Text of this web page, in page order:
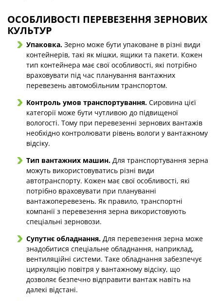
ОСОБЛИВОСТІ ПЕРЕВЕЗЕННЯ ЗЕРНОВИХ
КУЛЬТУР
Упаковка.Зерно може бути упаковане в різні види
контейнерів, такі як мішки, ящики та пакети. Кожен
тип контейнера має свої особливості, які потрібно
враховувати під час планування вантажних
перевезень автомобільним транспортом.
Контроль умов транспортування.Сировина цієї
категорії може бути чутливою до підвищеної
вологості. Тому при перевезенні зернових вантажів
необхідно контролювати рівень вологи у вантажному
відсіку.
Тип вантажних машин.Для транспортування зерна
можуть використовуватись різні види
автотранспорту. Кожен має свої особливості, які
потрібно враховувати при плануванні
вантажоперевезень. Як правило, транспортні
компанії з перевезення зерна використовують
спеціальні зерновози.
Супутнє обладнання.Для перевезення зерна може
знадобитися спеціальне обладнання, наприклад,
вентиляційні системи. Таке обладнання забезпечує
циркуляцію повітря у вантажному відсіку, що
дозволяє безпечно відправити вантаж навіть на
далекі відстані.